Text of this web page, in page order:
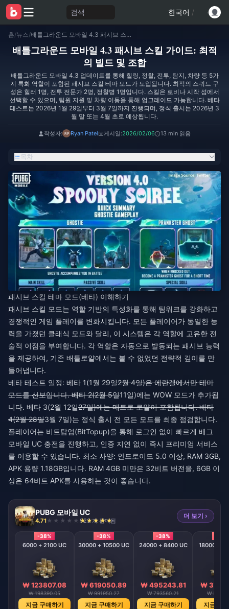
검색 한국어 /
홈/뉴스/ 배틀그라운드 모바일 4.3 패시브 스킬 가이드: 최적의 빌드 및 조합
배틀그라운드 모바일 4.3 패시브 스킬 가이드: 최적
의 빌드 및 조합
배틀그라운드 모바일 4.3 업데이트를 통해 힐링, 정찰, 전투, 탐지, 차량 등 5가
지 특화 역할이 포함된 패시브 스킬 테마 모드가 도입됩니다. 최적의 스쿼드 구
성은 힐러 1명, 전투 전문가 2명, 정찰병 1명입니다. 스킬은 로비나 시작 섬에서
선택할 수 있으며, 팀원 지원 및 차량 이동을 통해 업그레이드 가능합니다. 베타
테스트는 2026년 1월 29일부터 3월 7일까지 진행되며, 정식 출시는 2026년 3
월 말 또는 4월 초로 예상됩니다.
작성자: Ryan Patel 게시일:2026/02/06 13 min 읽음
목차
패시브 스킬 테마 모드(베타) 이해하기
패시브 스킬 모드는 역할 기반의 특성화를 통해 팀워크를 강화하고
경쟁적인 게임 플레이를 변화시킵니다. 모든 플레이어가 동일한 능
력을 가졌던 클래식 모드와 달리, 이 시스템은 각 역할에 고유한 전
술적 이점을 부여합니다. 각 역할은 자동으로 발동되는 패시브 능력
을 제공하여, 기존 배틀로얄에서는 볼 수 없었던 전략적 깊이를 만
들어냅니다.
베타 테스트 일정: 베타 1(1월 29일2월 4일)은 에란겔에서만 테마
모드를 선보입니다. 베타 2(2월 5일11일)에는 WOW 모드가 추가됩
니다. 베타 3(2월 12일27일)에는 메트로 로얄이 포함됩니다. 베타
4(2월 28일3월 7일)는 정식 출시 전 모든 모드를 최종 점검합니다.
플레이어는 비트탑업(BitTopup)을 통해 로그인 없이 빠르게 배그
모바일 UC 충전을 진행하고, 인증 지연 없이 즉시 프리미엄 서비스
를 이용할 수 있습니다. 최소 사양: 안드로이드 5.0 이상, RAM 3GB,
APK 용량 1.18GB입니다. RAM 4GB 미만은 32비트 버전을, 6GB 이
상은 64비트 APK를 사용하는 것이 좋습니다.
PUBG 모바일 UC
4.71 923 개 판매됨
더 보기 ›
-38%
6000 + 2100 UC
₩ 123807.08
₩ 198390.05
지금 구매하기
-38%
30000 + 10500 UC
₩ 619050.89
₩ 991950.27
지금 구매하기
-38%
24000 + 8400 UC
₩ 495243.81
₩ 793560.21
지금 구매하기
18000 +
₩
₩
지금 구